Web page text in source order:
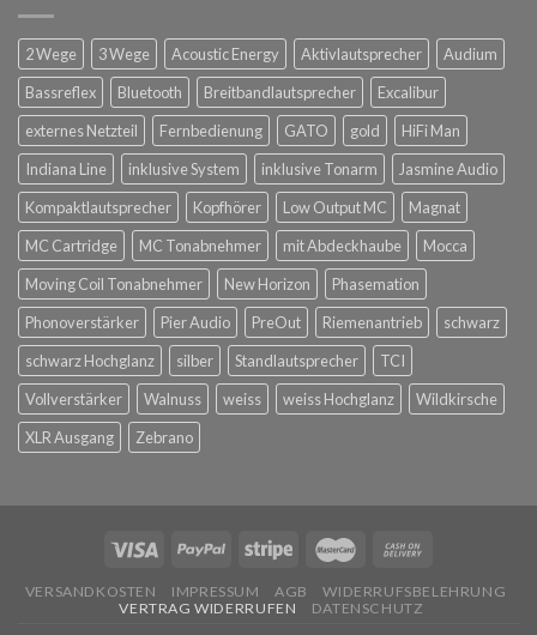
2 Wege 3 Wege Acoustic Energy Aktivlautsprecher
Audium
Bassreflex
Bluetooth Breitbandlautsprecher
Excalibur
externes Netzteil
Fernbedienung GATO gold
HiFi Man
Indiana Line
inklusive System inklusive Tonarm
Jasmine Audio
Kompaktlautsprecher
Kopfhörer Low Output MC
Magnat
MC Cartridge
MC Tonabnehmer mit Abdeckhaube
Mocca
Moving Coil Tonabnehmer
New Horizon
Phasemation
Phonoverstärker
Pier Audio PreOut Riemenantrieb
schwarz
schwarz Hochglanz
silber Standlautsprecher
TCI
Vollverstärker
Walnuss weiss weiss Hochglanz
Wildkirsche
XLR Ausgang
Zebrano
VERSANDKOSTEN IMPRESSUM AGB
WIDERRUFSBELEHRUNG
VERTRAG WIDERRUFEN
DATENSCHUTZ